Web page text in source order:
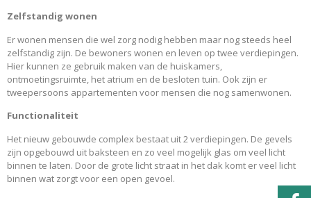
Zelfstandig wonen
Er wonen mensen die wel zorg nodig hebben maar nog steeds heel
zelfstandig zijn. De bewoners wonen en leven op twee verdiepingen.
Hier kunnen ze gebruik maken van de huiskamers,
ontmoetingsruimte, het atrium en de besloten tuin. Ook zijn er
tweepersoons appartementen voor mensen die nog samenwonen.
Functionaliteit
Het nieuw gebouwde complex bestaat uit 2 verdiepingen. De gevels
zijn opgebouwd uit baksteen en zo veel mogelijk glas om veel licht
binnen te laten. Door de grote licht straat in het dak komt er veel licht
binnen wat zorgt voor een open gevoel.